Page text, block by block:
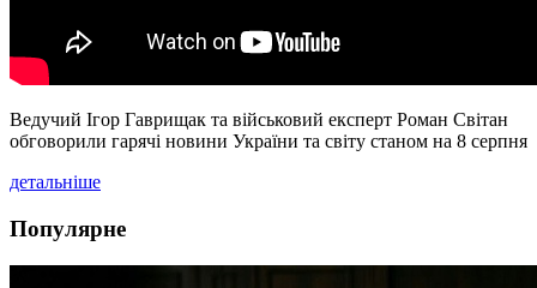
Ведучий Ігор Гаврищак та військовий експерт Роман Світан
обговорили гарячі новини України та світу станом на 8 серпня
детальніше
Популярне